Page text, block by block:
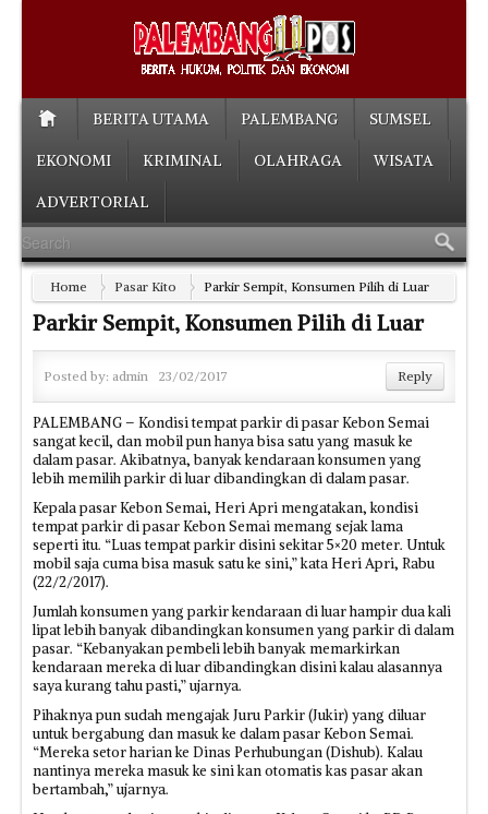
BERITA UTAMA PALEMBANG SUMSEL
EKONOMI KRIMINAL OLAHRAGA WISATA
ADVERTORIAL
Home Pasar Kito Parkir Sempit, Konsumen Pilih di Luar
Parkir Sempit, Konsumen Pilih di Luar
Posted by: admin 23/02/2017 Reply
PALEMBANG – Kondisi tempat parkir di pasar Kebon Semai
sangat kecil, dan mobil pun hanya bisa satu yang masuk ke
dalam pasar. Akibatnya, banyak kendaraan konsumen yang
lebih memilih parkir di luar dibandingkan di dalam pasar.
Kepala pasar Kebon Semai, Heri Apri mengatakan, kondisi
tempat parkir di pasar Kebon Semai memang sejak lama
seperti itu. “Luas tempat parkir disini sekitar 5×20 meter. Untuk
mobil saja cuma bisa masuk satu ke sini,” kata Heri Apri, Rabu
(22/2/2017).
Jumlah konsumen yang parkir kendaraan di luar hampir dua kali
lipat lebih banyak dibandingkan konsumen yang parkir di dalam
pasar. “Kebanyakan pembeli lebih banyak memarkirkan
kendaraan mereka di luar dibandingkan disini kalau alasannya
saya kurang tahu pasti,” ujarnya.
Pihaknya pun sudah mengajak Juru Parkir (Jukir) yang diluar
untuk bergabung dan masuk ke dalam pasar Kebon Semai.
“Mereka setor harian ke Dinas Perhubungan (Dishub). Kalau
nantinya mereka masuk ke sini kan otomatis kas pasar akan
bertambah,” ujarnya.